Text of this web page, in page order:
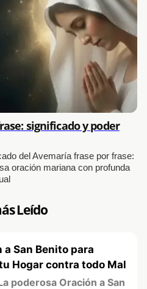
significado y poder
del Avemaría frase por frase:
oración mariana con profunda
Leído
a San Benito para
Hogar contra todo Mal
poderosa Oración a San